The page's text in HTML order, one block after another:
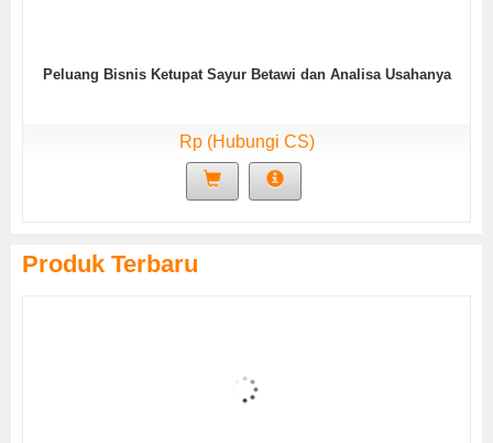
Peluang Bisnis Ketupat Sayur Betawi dan Analisa Usahanya
Rp (Hubungi CS)
Produk Terbaru